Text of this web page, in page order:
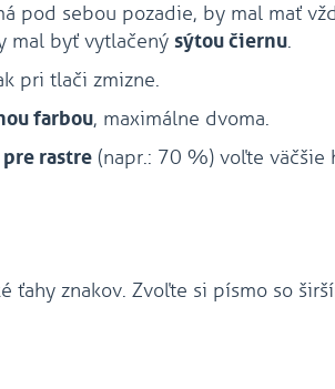
pod sebou pozadie, by mal mať
mal byť vytlačený sýtou čiernu.
pri tlači zmizne.
farbou, maximálne dvoma.
rastre (napr.: 70 %) voľte väčšie
ťahy znakov. Zvoľte si písmo so